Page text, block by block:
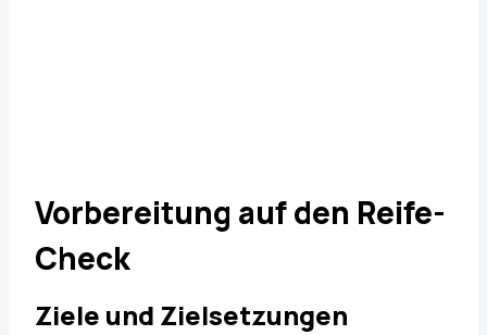
Vorbereitung auf den Reife-
Check
Ziele und Zielsetzungen